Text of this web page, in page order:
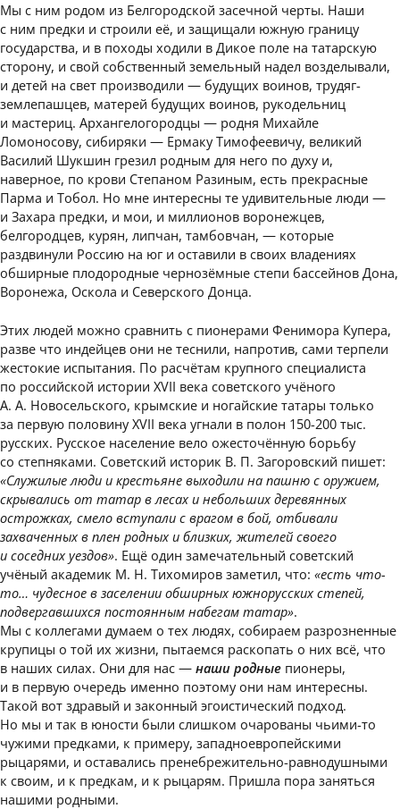
Мы с ним родом из Белгородской засечной черты. Наши
с ним предки и строили её, и защищали южную границу
государства, и в походы ходили в Дикое поле на татарскую
сторону, и свой собственный земельный надел возделывали,
и детей на свет производили — будущих воинов, трудяг-
землепашцев, матерей будущих воинов, рукодельниц
и мастериц. Архангелогородцы — родня Михайле
Ломоносову, сибиряки — Ермаку Тимофеевичу, великий
Василий Шукшин грезил родным для него по духу и,
наверное, по крови Степаном Разиным, есть прекрасные
Парма и Тобол. Но мне интересны те удивительные люди —
и Захара предки, и мои, и миллионов воронежцев,
белгородцев, курян, липчан, тамбовчан, — которые
раздвинули Россию на юг и оставили в своих владениях
обширные плодородные чернозёмные степи бассейнов Дона,
Воронежа, Оскола и Северского Донца.
Этих людей можно сравнить с пионерами Фенимора Купера,
разве что индейцев они не теснили, напротив, сами терпели
жестокие испытания. По расчётам крупного специалиста
по российской истории XVII века советского учёного
А. А. Новосельского, крымские и ногайские татары только
за первую половину XVII века угнали в полон 150-200 тыс.
русских. Русское население вело ожесточённую борьбу
со степняками. Советский историк В. П. Загоровский пишет:
«Служилые люди и крестьяне выходили на пашню с оружием,
скрывались от татар в лесах и небольших деревянных
острожках, смело вступали с врагом в бой, отбивали
захваченных в плен родных и близких, жителей своего
и соседних уездов». Ещё один замечательный советский
учёный академик М. Н. Тихомиров заметил, что: «есть что-
то… чудесное в заселении обширных южнорусских степей,
подвергавшихся постоянным набегам татар».
Мы с коллегами думаем о тех людях, собираем разрозненные
крупицы о той их жизни, пытаемся раскопать о них всё, что
в наших силах. Они для нас — наши родные пионеры,
и в первую очередь именно поэтому они нам интересны.
Такой вот здравый и законный эгоистический подход.
Но мы и так в юности были слишком очарованы чьими-то
чужими предками, к примеру, западноевропейскими
рыцарями, и оставались пренебрежительно-равнодушными
к своим, и к предкам, и к рыцарям. Пришла пора заняться
нашими родными.